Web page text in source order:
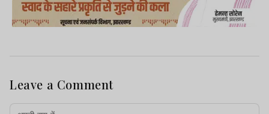
Leave a Comment